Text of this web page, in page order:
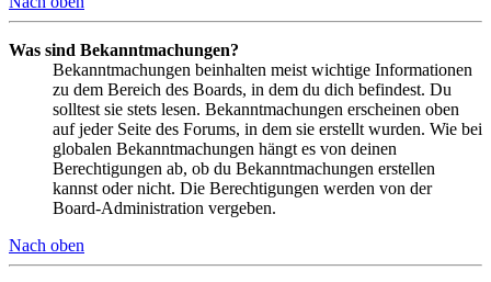
Was sind Bekanntmachungen?
Bekanntmachungen beinhalten meist wichtige Informationen
zu dem Bereich des Boards, in dem du dich befindest. Du
solltest sie stets lesen. Bekanntmachungen erscheinen oben
auf jeder Seite des Forums, in dem sie erstellt wurden. Wie bei
globalen Bekanntmachungen hängt es von deinen
Berechtigungen ab, ob du Bekanntmachungen erstellen
kannst oder nicht. Die Berechtigungen werden von der
Board-Administration vergeben.
Nach oben